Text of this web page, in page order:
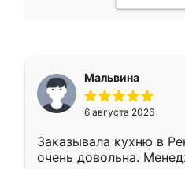
Мальвина
6 августа 2026
Заказывала кухню в
очень довольна.